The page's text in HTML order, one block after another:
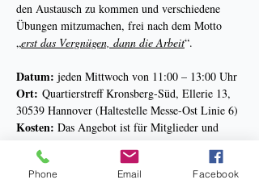
den Austausch zu kommen und verschiedene
Übungen mitzumachen, frei nach dem Motto
„erst das Vergnügen, dann die Arbeit“.
Datum: jeden Mittwoch von 11:00 – 13:00 Uhr
Ort: Quartierstreff Kronsberg-Süd, Ellerie 13,
30539 Hannover (Haltestelle Messe-Ost Linie 6)
Kosten: Das Angebot ist für Mitglieder und
Anmeldung:
Im Büro unter Tel. 0511-3008312
oder über E-Mail
info@kneipp-hannover.de
Phone Email Facebook